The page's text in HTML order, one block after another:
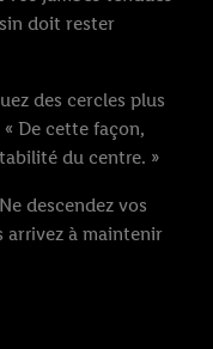
doit rester
des cercles plus
De cette façon,
du centre. »
descendez vos
arrivez à maintenir